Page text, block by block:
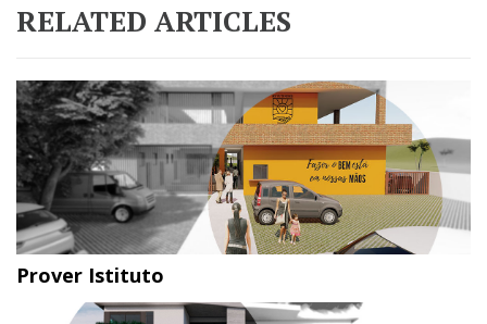
RELATED ARTICLES
Prover Istituto